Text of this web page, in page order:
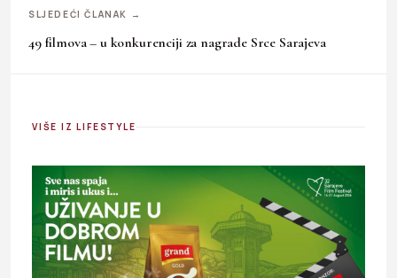
SLJEDEĆI ČLANAK →
49 filmova – u konkurenciji za nagrade Srce Sarajeva
VIŠE IZ LIFESTYLE